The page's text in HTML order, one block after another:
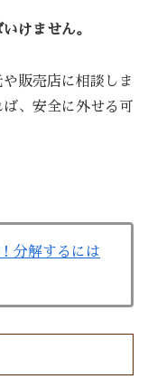
けません。
販売店に相談しま
、安全に外せる可
分解するには